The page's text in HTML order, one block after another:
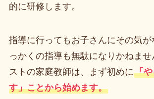
的に研修します。
指導に行ってもお子さんにその気
っかくの指導も無駄になりかねま
ストの家庭教師は、まず初めに「
す」ことから始めます。